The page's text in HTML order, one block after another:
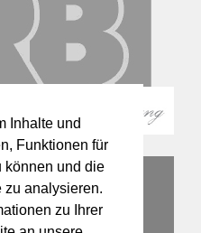
Inhalte und
Funktionen für
können und die
zu analysieren.
zu Ihrer